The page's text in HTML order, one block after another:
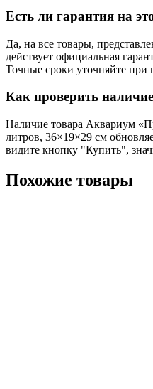
Есть ли гарантия на
Да, на все товары,
действует официальная
Точные сроки уточняйте при
Как проверить
Наличие товара Аквариум
литров, 36×19×29 см
видите кнопку "Купить",
Похожие товары